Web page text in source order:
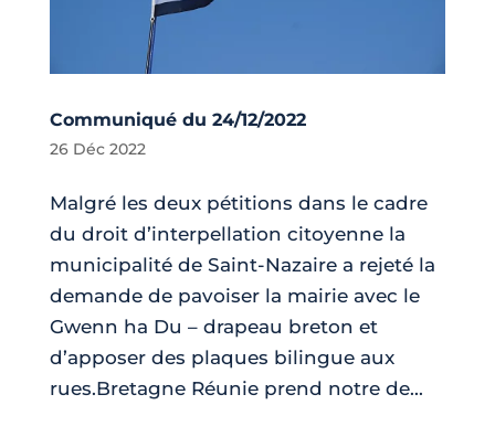
Communiqué du 24/12/2022
26 Déc 2022
Malgré les deux pétitions dans le cadre
du droit d’interpellation citoyenne la
municipalité de Saint-Nazaire a rejeté la
demande de pavoiser la mairie avec le
Gwenn ha Du – drapeau breton et
d’apposer des plaques bilingue aux
rues.Bretagne Réunie prend notre de...